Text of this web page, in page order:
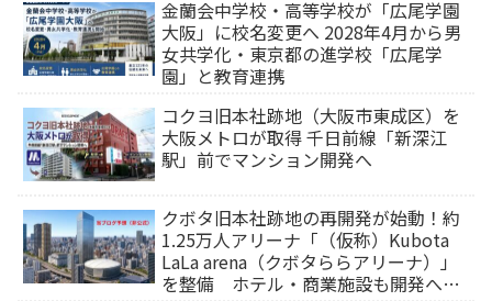
金蘭会中学校・高等学校が「広尾学園
大阪」に校名変更へ 2028年4月から男
女共学化・東京都の進学校「広尾学
園」と教育連携
コクヨ旧本社跡地（大阪市東成区）を
大阪メトロが取得 千日前線「新深江
駅」前でマンション開発へ
クボタ旧本社跡地の再開発が始動！約
1.25万人アリーナ「（仮称）Kubota
LaLa arena（クボタららアリーナ）」
を整備 ホテル・商業施設も開発へ